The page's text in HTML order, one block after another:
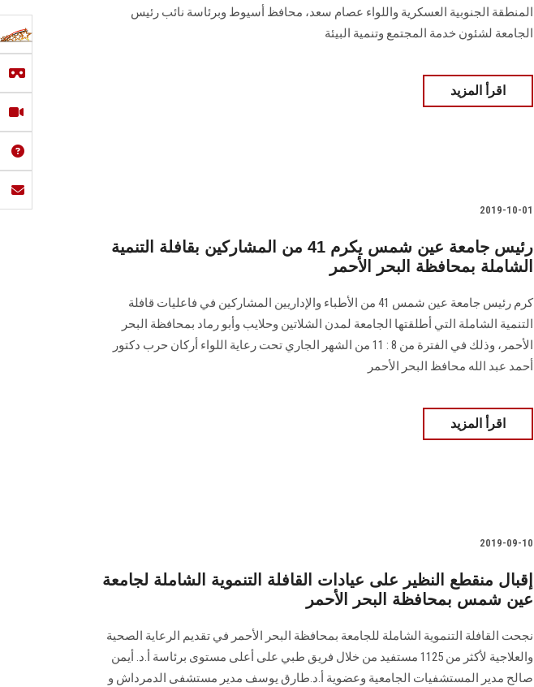
المنطقة الجنوبية العسكرية واللواء عصام سعد، محافظ أسيوط وبرئاسة نائب رئيس
الجامعة لشئون خدمة المجتمع وتنمية البيئة
اقرأ المزيد
2019-10-01
رئيس جامعة عين شمس يكرم 41 من المشاركين بقافلة التنمية
الشاملة بمحافظة البحر الأحمر
كرم رئيس جامعة عين شمس 41 من الأطباء والإداريين المشاركين في فاعليات قافلة
التنمية الشاملة التي أطلقتها الجامعة لمدن الشلاتين وحلايب وأبو رماد بمحافظة البحر
الأحمر، وذلك في الفترة من 8 : 11 من الشهر الجاري تحت رعاية اللواء أركان حرب دكتور
أحمد عبد الله محافظ البحر الأحمر
اقرأ المزيد
2019-09-10
إقبال منقطع النظير على عيادات القافلة التنموية الشاملة لجامعة
عين شمس بمحافظة البحر الأحمر
نجحت القافلة التنموية الشاملة للجامعة بمحافظة البحر الأحمر في تقديم الرعاية الصحية
والعلاجية لأكثر من 1125 مستفيد من خلال فريق طبي على أعلى مستوى برئاسة أ.د. أيمن
صالح مدير المستشفيات الجامعية وعضوية أ.د.طارق يوسف مدير مستشفى الدمرداش و